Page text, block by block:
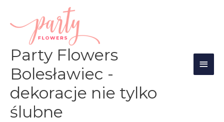
treści
Party Flowers
Bolesławiec -
dekoracje nie tylko
ślubne